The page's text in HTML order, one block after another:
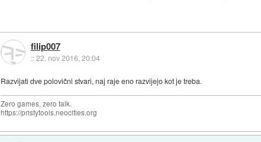
filip007
::22. nov 2016, 20:04
Razvijati dve polovični stvari, naj raje eno razvijejo kot je treba.
Zero games, zero talk.
https://pristytools.neocities.org